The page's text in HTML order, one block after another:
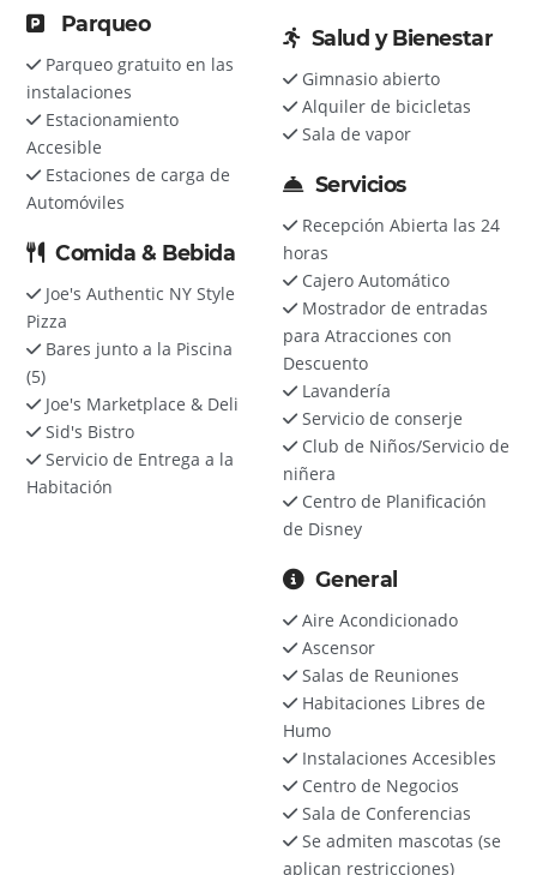
Parqueo
Parqueo gratuito en las
instalaciones
Estacionamiento
Accesible
Estaciones de carga de
Automóviles
Comida & Bebida
Joe's Authentic NY Style
Pizza
Bares junto a la Piscina
(5)
Joe's Marketplace & Deli
Sid's Bistro
Servicio de Entrega a la
Habitación
Salud y Bienestar
Gimnasio abierto
Alquiler de bicicletas
Sala de vapor
Servicios
Recepción Abierta las 24
horas
Cajero Automático
Mostrador de entradas
para Atracciones con
Descuento
Lavandería
Servicio de conserje
Club de Niños/Servicio de
niñera
Centro de Planificación
de Disney
General
Aire Acondicionado
Ascensor
Salas de Reuniones
Habitaciones Libres de
Humo
Instalaciones Accesibles
Centro de Negocios
Sala de Conferencias
Se admiten mascotas (se
aplican restricciones)